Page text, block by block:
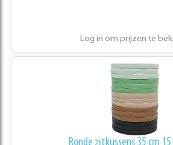
Log in om prijzen te